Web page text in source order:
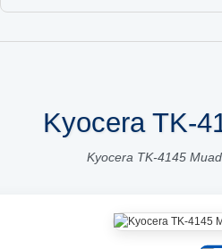
Kyocera TK-
Kyocera TK-4145